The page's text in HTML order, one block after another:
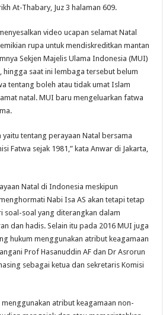
At-Thabary, Juz 3 halaman 609.
video ucapan selamat Natal
rupa untuk mendiskreditkan mantan
Sekjen Majelis Ulama Indonesia (MUI)
hingga saat ini lembaga tersebut belum
tentang boleh atau tidak umat Islam
natal. MUI baru mengeluarkan fatwa
yaitu tentang perayaan Natal bersama
Fatwa sejak 1981,” kata Anwar di Jakarta,
Natal di Indonesia meskipun
Nabi Isa AS akan tetapi tetap
soal-soal yang diterangkan dalam
dan hadis. Selain itu pada 2016 MUI juga
hukum menggunakan atribut keagamaan
Prof Hasanuddin AF dan Dr Asrorun
sebagai ketua dan sekretaris Komisi
atribut keagamaan non-